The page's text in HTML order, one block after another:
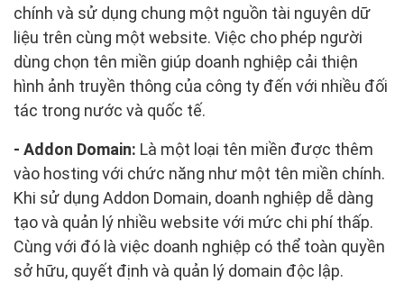
chính và sử dụng chung một nguồn tài nguyên dữ
liệu trên cùng một website. Việc cho phép người
dùng chọn tên miền giúp doanh nghiệp cải thiện
hình ảnh truyền thông của công ty đến với nhiều đối
tác trong nước và quốc tế.
- Addon Domain: Là một loại tên miền được thêm
vào hosting với chức năng như một tên miền chính.
Khi sử dụng Addon Domain, doanh nghiệp dễ dàng
tạo và quản lý nhiều website với mức chi phí thấp.
Cùng với đó là việc doanh nghiệp có thể toàn quyền
sở hữu, quyết định và quản lý domain độc lập.